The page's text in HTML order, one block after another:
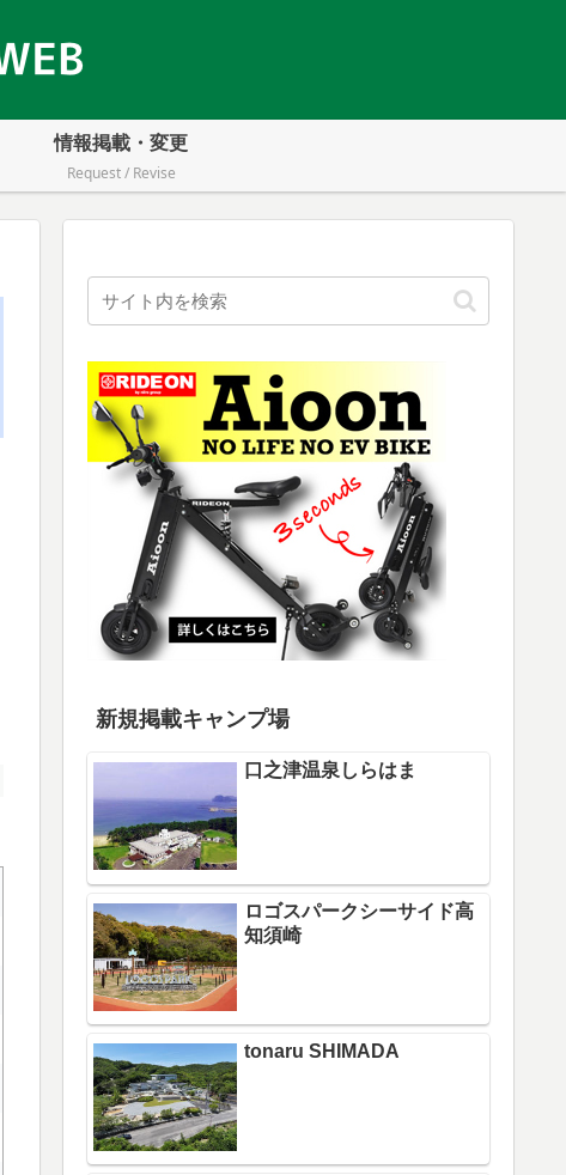
情報掲載・変更
Request / Revise
新規掲載キャンプ場
口之津温泉しらはま
ロゴスパークシーサイド高
知須崎
tonaru SHIMADA